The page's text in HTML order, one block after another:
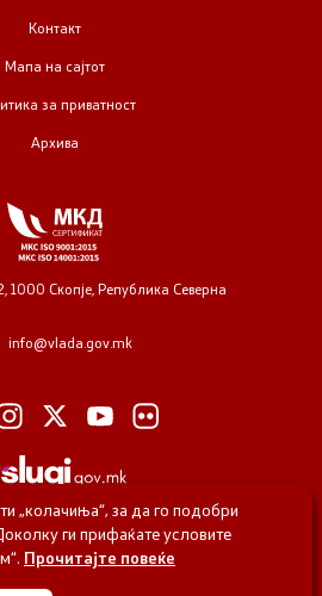
клик до сите услуги
Контакт
Мапа на сајтот
за приватност
Архива
1000 Скопје, Република Северна
info@vlada.gov.mk
„колачиња“, за да го подобри
ги прифаќате условите
Прочитајте повеќе